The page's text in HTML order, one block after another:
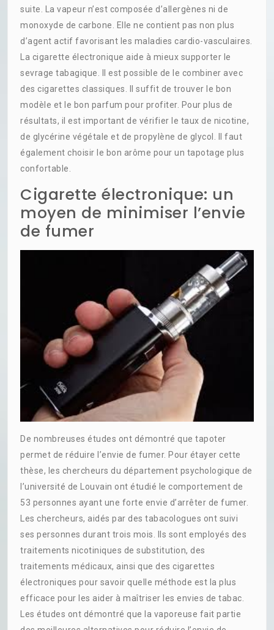
suite. La vapeur n’est composée d’allergènes ni de
monoxyde de carbone. Elle ne contient pas non plus
d’agent actif favorisant les maladies cardio-vasculaires.
La cigarette électronique aide à mieux supporter le
sevrage tabagique. Il est possible de le combiner avec
des cigarettes classiques. Il suffit de trouver le bon
modèle et le bon parfum pour profiter. Pour plus de
résultats, il est important de vérifier le taux de nicotine,
de glycérine végétale et de propylène de glycol. Il faut
également choisir le bon arôme pour un tapotage plus
confortable.
Cigarette électronique: un
moyen de minimiser l’envie
de fumer
De nombreuses études ont démontré que tapoter
permet de réduire l’envie de fumer. Pour étayer cette
thèse, les chercheurs du département psychologique de
l’université de Louvain ont étudié le comportement de
53 personnes ayant une forte envie d’arrêter de fumer.
Les chercheurs, aidés par des tabacologues ont suivi
ses personnes durant trois mois. Ils sont employés des
traitements nicotiniques de substitution, des
traitements médicaux, ainsi que des cigarettes
électroniques pour savoir quelle méthode est la plus
efficace pour les aider à maîtriser les envies de tabac.
Les études ont démontré que la vaporeuse fait partie